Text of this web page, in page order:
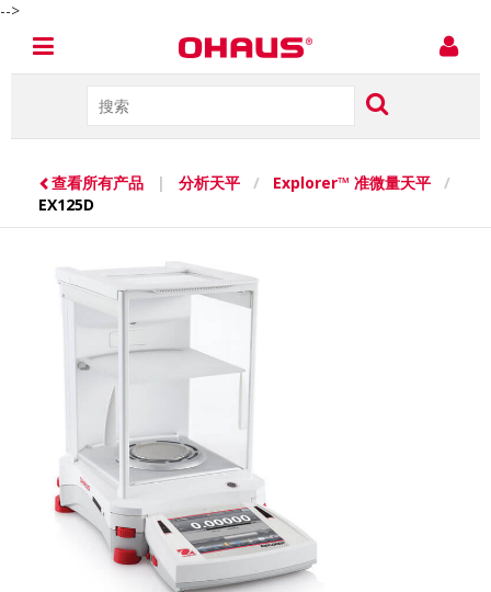
-->
查看所有产品 | 分析天平 / Explorer™ 准微量天平
/
EX125D